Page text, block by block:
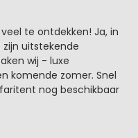
te ontdekken! Ja, in
uitstekende
wij - luxe
komende zomer. Snel
nog beschikbaar